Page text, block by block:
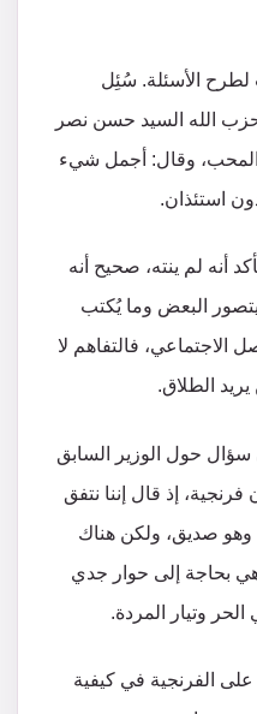
لطرح الأسئلة. سُئِل
الله السيد حسن نصر
والمحب، وقال: أجمل شيء
استئذان.
أنه لم ينته، صحيح أنه
البعض وما يُكتب
الاجتماعي، فالتفاهم لا
الطلاق.
حول الوزير السابق
إذ قال إننا نتفق
وهو صديق، ولكن هناك
بحاجة إلى حوار جدي
الحر وتيار المردة.
الفرنجية في كيفية